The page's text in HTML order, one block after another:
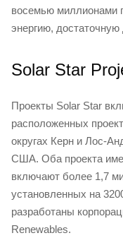
восемью миллионами
энергию,
Solar Star
Проекты Solar Star
расположенных
округах Керн и Лос-
США. Оба проекта
включают более 1,7
установленных на
разработаны
Renewables.